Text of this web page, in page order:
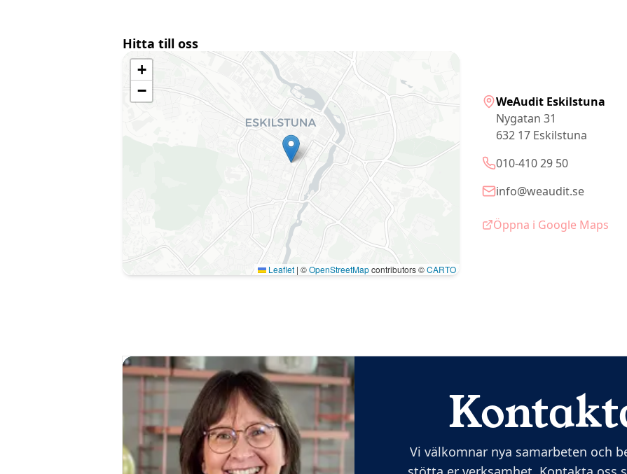
Hitta till oss
+
−
Leaflet | ©OpenStreetMapcontributors ©CARTO
WeAudit Eskilstuna
Nygatan 31
632 17 Eskilstuna
010-410 29 50
info@weaudit.se
Öppna i Google Maps
Vi välkomnar nya samarbeten och